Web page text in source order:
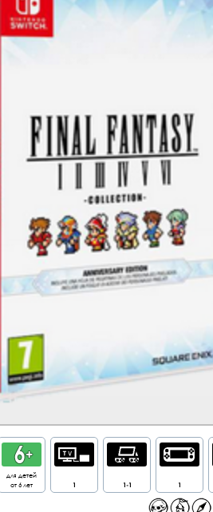
для детей
от 6 лет
1 1-1 1